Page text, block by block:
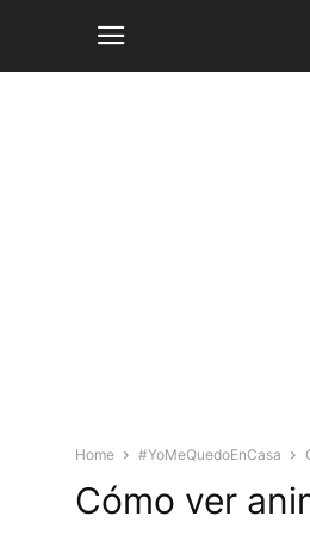
Home #YoMeQuedoEnCasa
Cómo ver